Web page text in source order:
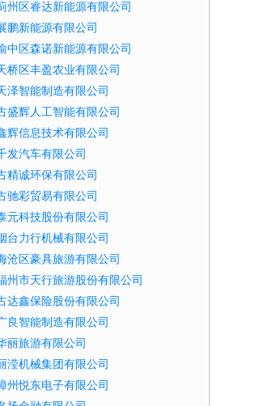
州区睿达新能源有限公司
鹏新能源有限公司
中区森诺新能源有限公司
桥区丰盈农业有限公司
泽智能制造有限公司
盛辉人工智能有限公司
辉信息技术有限公司
发汽车有限公司
精诚环保有限公司
驰彩贸易有限公司
元科技股份有限公司
台力行机械有限公司
沧区豪具旅游有限公司
州市天行旅游股份有限公司
达鑫保险股份有限公司
良智能制造有限公司
丽旅游有限公司
滢机械集团有限公司
州悦东电子有限公司